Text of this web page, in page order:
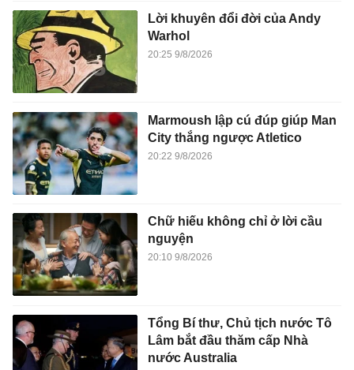
Lời khuyên đổi đời của Andy
Warhol
20:25 9/8/2026
Marmoush lập cú đúp giúp Man
City thắng ngược Atletico
20:22 9/8/2026
Chữ hiếu không chỉ ở lời cầu
nguyện
20:10 9/8/2026
Tổng Bí thư, Chủ tịch nước Tô
Lâm bắt đầu thăm cấp Nhà
nước Australia